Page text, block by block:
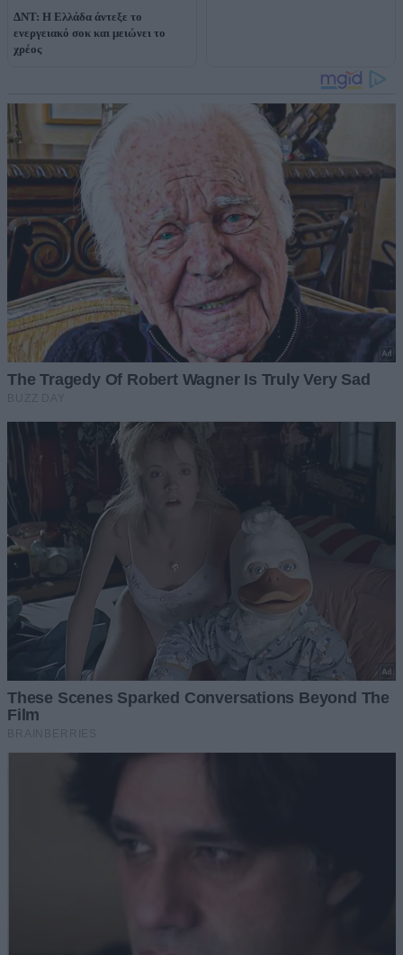
ΔΝΤ: Η Ελλάδα άντεξε το
ενεργειακό σοκ και μειώνει το
χρέος